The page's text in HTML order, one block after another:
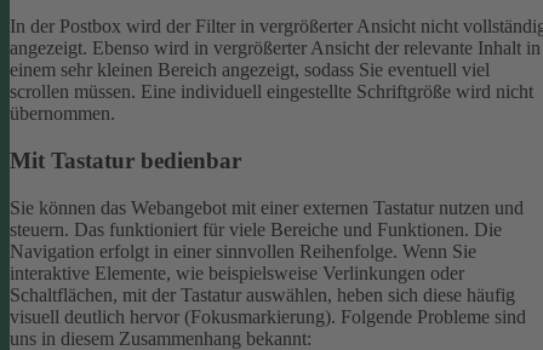
In der Postbox wird der Filter in vergrößerter Ansicht nicht
angezeigt. Ebenso wird in vergrößerter Ansicht der relevante Inhalt in
einem sehr kleinen Bereich angezeigt, sodass Sie eventuell viel
scrollen müssen. Eine individuell eingestellte Schriftgröße wird nicht
übernommen.
Mit Tastatur bedienbar
Sie können das Webangebot mit einer externen Tastatur nutzen und
steuern. Das funktioniert für viele Bereiche und Funktionen. Die
Navigation erfolgt in einer sinnvollen Reihenfolge. Wenn Sie
interaktive Elemente, wie beispielsweise Verlinkungen oder
Schaltflächen, mit der Tastatur auswählen, heben sich diese häufig
visuell deutlich hervor (Fokusmarkierung). Folgende Probleme sind
uns in diesem Zusammenhang bekannt: